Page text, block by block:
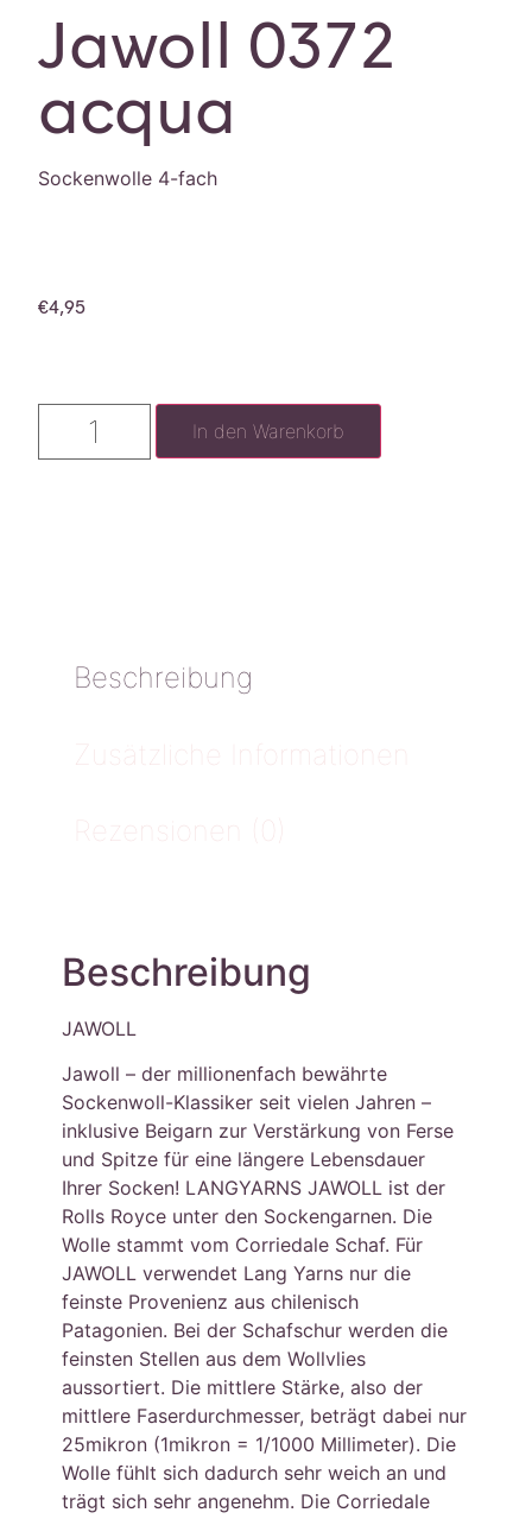
Jawoll 0372
acqua
Sockenwolle 4-fach
€4,95
In den Warenkorb
Beschreibung
Zusätzliche Informationen
Rezensionen (0)
Beschreibung
JAWOLL
Jawoll – der millionenfach bewährte
Sockenwoll-Klassiker seit vielen Jahren –
inklusive Beigarn zur Verstärkung von Ferse
und Spitze für eine längere Lebensdauer
Ihrer Socken! LANGYARNS JAWOLL ist der
Rolls Royce unter den Sockengarnen. Die
Wolle stammt vom Corriedale Schaf. Für
JAWOLL verwendet Lang Yarns nur die
feinste Provenienz aus chilenisch
Patagonien. Bei der Schafschur werden die
feinsten Stellen aus dem Wollvlies
aussortiert. Die mittlere Stärke, also der
mittlere Faserdurchmesser, beträgt dabei nur
25mikron (1mikron = 1/1000 Millimeter). Die
Wolle fühlt sich dadurch sehr weich an und
trägt sich sehr angenehm. Die Corriedale